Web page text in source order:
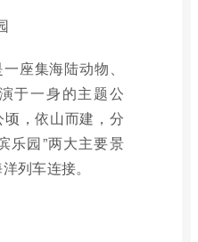
座集海陆动物、
于一身的主题公
，依山而建，分
乐园”两大主要景
列车连接。